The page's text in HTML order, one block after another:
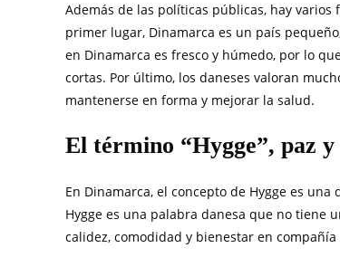
Además de las políticas públicas, hay
primer lugar, Dinamarca es un país
en Dinamarca es fresco y húmedo, por lo
cortas. Por último, los daneses valoran
mantenerse en forma y mejorar la salud.
El término “Hygge”, paz
En Dinamarca, el concepto de Hygge es
Hygge es una palabra danesa que no tiene
calidez, comodidad y bienestar en